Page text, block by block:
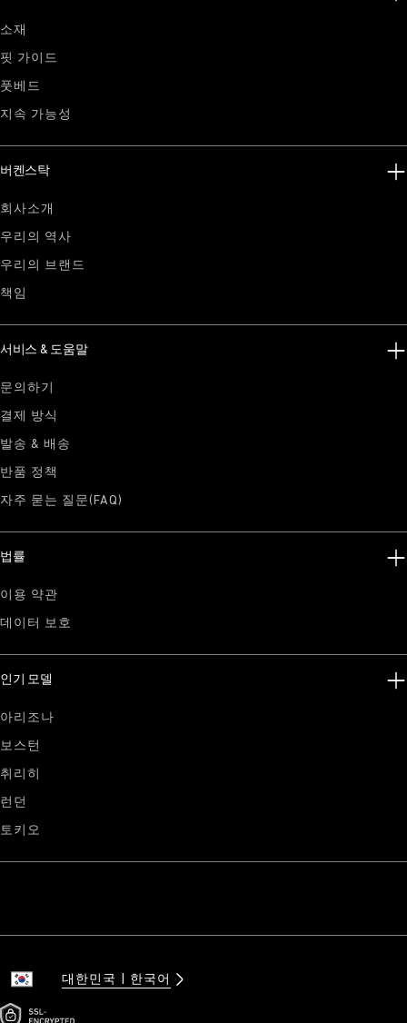
소재
핏 가이드
풋베드
지속 가능성
버켄스탁
회사소개
우리의 역사
우리의 브랜드
책임
서비스 & 도움말
문의하기
결제 방식
발송 & 배송
반품 정책
자주 묻는 질문(FAQ)
법률
이용 약관
데이터 보호
인기 모델
아리조나
보스턴
취리히
런던
토키오
대한민국 한국어